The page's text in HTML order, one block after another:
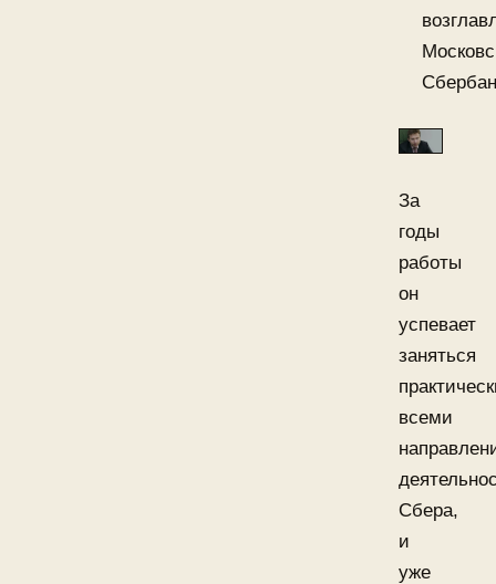
За
годы
работы
он
успевает
заняться
всеми
Сбера,
и
уже